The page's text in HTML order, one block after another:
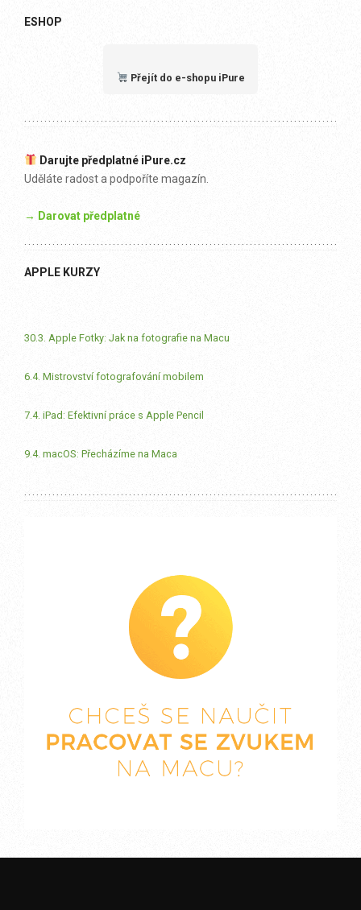
ESHOP
Přejít do e-shopu iPure
Darujte předplatné iPure.cz
Uděláte radost a podpoříte magazín.
→ Darovat předplatné
APPLE KURZY
30.3. Apple Fotky: Jak na fotografie na Macu
6.4. Mistrovství fotografování mobilem
7.4. iPad: Efektivní práce s Apple Pencil
9.4. macOS: Přecházíme na Maca